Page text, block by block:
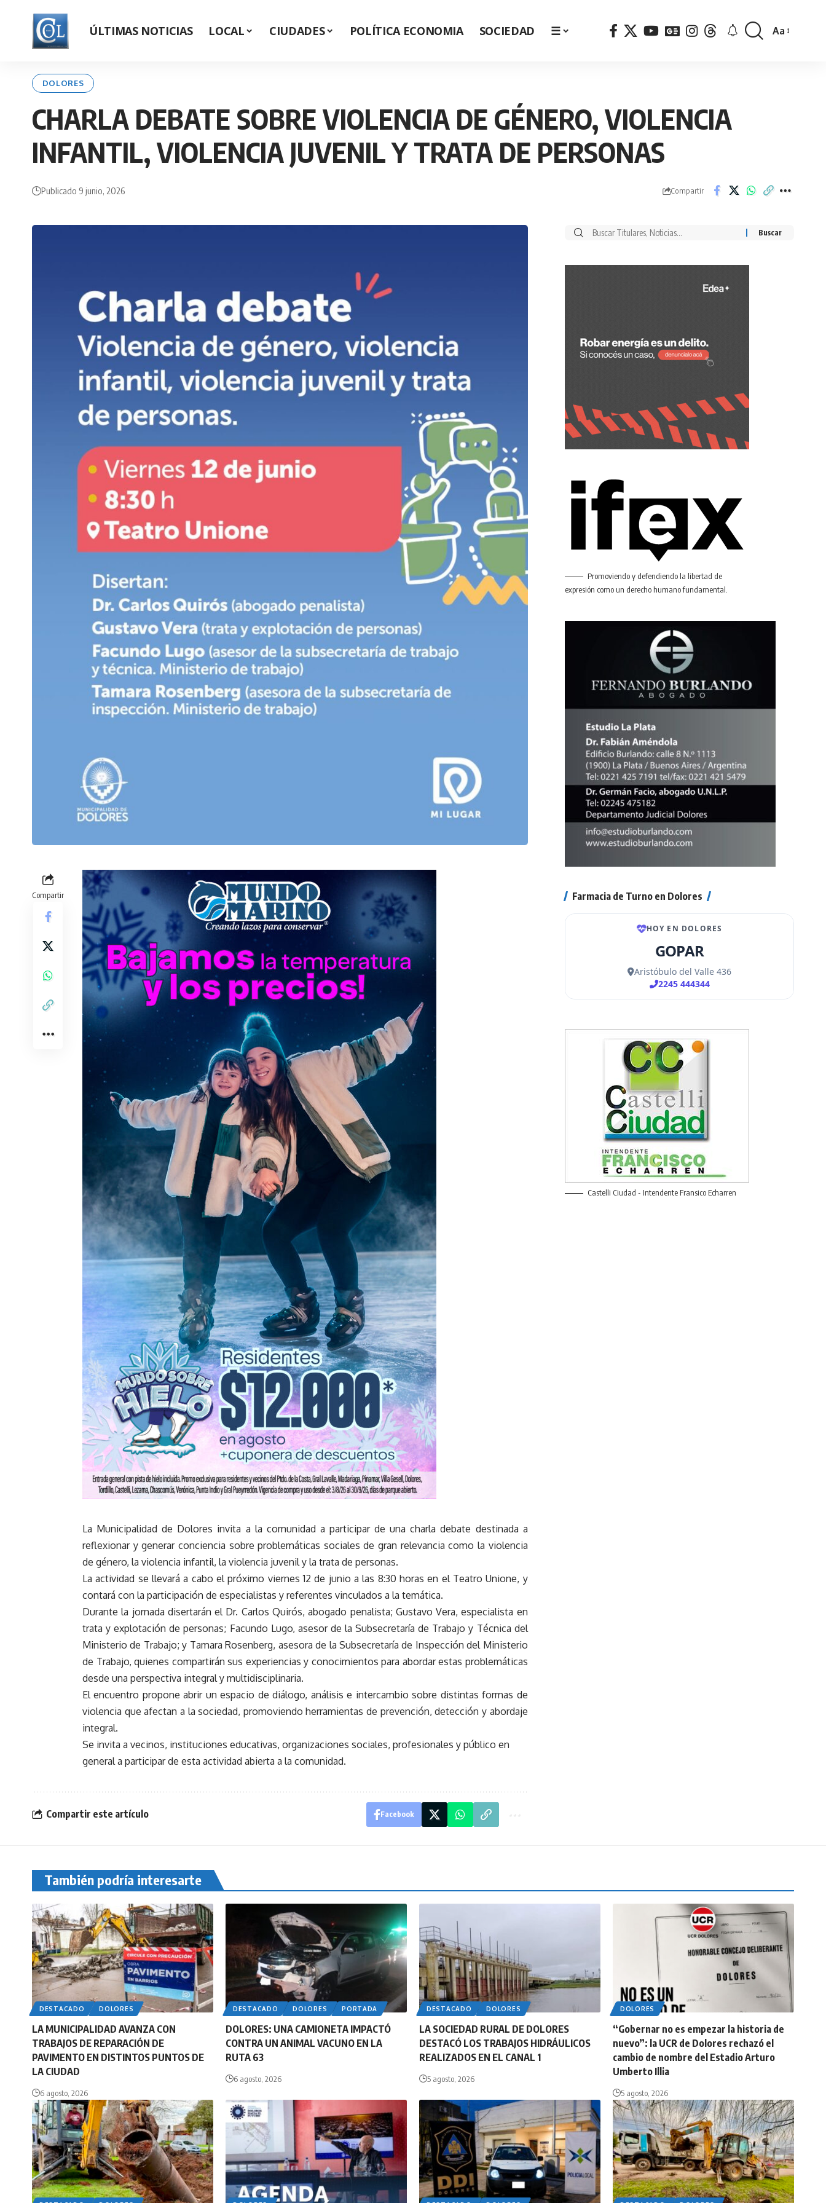
ÚLTIMAS NOTICIAS LOCAL CIUDADES POLÍTICA ECONOMIA SOCIEDAD ☰
Font
Aa
DOLORES
CHARLA DEBATE SOBRE VIOLENCIA DE GÉNERO, VIOLENCIA
INFANTIL, VIOLENCIA JUVENIL Y TRATA DE PERSONAS
Publicado 9 junio, 2026 Compartir
Compartir
La Municipalidad de Dolores invita a la comunidad a participar de una charla debate destinada a
reflexionar y generar conciencia sobre problemáticas sociales de gran relevancia como la violencia
de género, la violencia infantil, la violencia juvenil y la trata de personas.
La actividad se llevará a cabo el próximo viernes 12 de junio a las 8:30 horas en el Teatro Unione, y
contará con la participación de especialistas y referentes vinculados a la temática.
Durante la jornada disertarán el Dr. Carlos Quirós, abogado penalista; Gustavo Vera, especialista en
trata y explotación de personas; Facundo Lugo, asesor de la Subsecretaría de Trabajo y Técnica del
Ministerio de Trabajo; y Tamara Rosenberg, asesora de la Subsecretaría de Inspección del Ministerio
de Trabajo, quienes compartirán sus experiencias y conocimientos para abordar estas problemáticas
desde una perspectiva integral y multidisciplinaria.
El encuentro propone abrir un espacio de diálogo, análisis e intercambio sobre distintas formas de
violencia que afectan a la sociedad, promoviendo herramientas de prevención, detección y abordaje
integral.
Se invita a vecinos, instituciones educativas, organizaciones sociales, profesionales y público en
general a participar de esta actividad abierta a la comunidad.
Compartir este artículo Facebook
Buscar
Promoviendo y defendiendo la libertad de
expresión como un derecho humano fundamental.
Farmacia de Turno en Dolores
Castelli Ciudad - Intendente Fransico Echarren
También podría interesarte
DESTACADO DOLORES
LA MUNICIPALIDAD AVANZA CON
TRABAJOS DE REPARACIÓN DE
PAVIMENTO EN DISTINTOS PUNTOS DE
LA CIUDAD
6 agosto, 2026
DESTACADO DOLORES PORTADA
DOLORES: UNA CAMIONETA IMPACTÓ
CONTRA UN ANIMAL VACUNO EN LA
RUTA 63
6 agosto, 2026
DESTACADO DOLORES
LA SOCIEDAD RURAL DE DOLORES
DESTACÓ LOS TRABAJOS HIDRÁULICOS
REALIZADOS EN EL CANAL 1
5 agosto, 2026
DOLORES
“Gobernar no es empezar la historia de
nuevo”: la UCR de Dolores rechazó el
cambio de nombre del Estadio Arturo
Umberto Illia
5 agosto, 2026